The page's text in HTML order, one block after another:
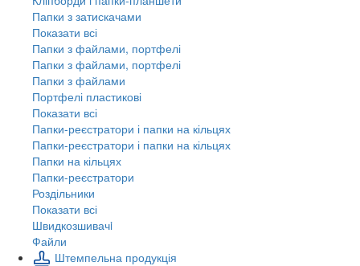
Папки з затискачами
Показати всі
Папки з файлами, портфелі
Папки з файлами, портфелі
Папки з файлами
Портфелі пластикові
Показати всі
Папки-реєстратори і папки на кільцях
Папки-реєстратори і папки на кільцях
Папки на кільцях
Папки-реєстратори
Роздільники
Показати всі
Швидкозшивачi
Файли
Штемпельна продукція